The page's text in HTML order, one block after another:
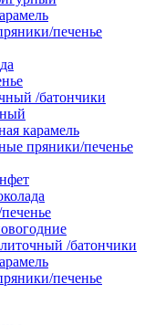
печенье
/батончики
карамель
пряники/печенье
/батончики
печенье